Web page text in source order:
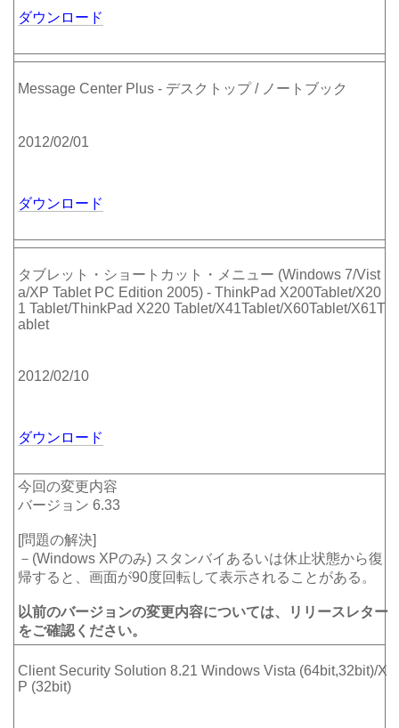
ダウンロード
Message Center Plus - デスクトップ / ノートブック
2012/02/01
ダウンロード
タブレット・ショートカット・メニュー (Windows 7/Vist
a/XP Tablet PC Edition 2005) - ThinkPad X200Tablet/X20
1 Tablet/ThinkPad X220 Tablet/X41Tablet/X60Tablet/X61T
ablet
2012/02/10
ダウンロード
今回の変更内容
バージョン 6.33
[問題の解決]
－(Windows XPのみ) スタンバイあるいは休止状態から復
帰すると、画面が90度回転して表示されることがある。
以前のバージョンの変更内容については、リリースレター
をご確認ください。
Client Security Solution 8.21 Windows Vista (64bit,32bit)/X
P (32bit)